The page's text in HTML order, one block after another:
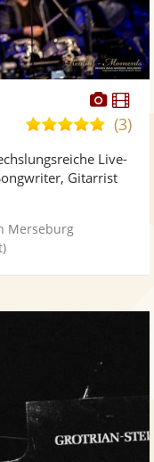
Fotos
5,0
5
(3)
Live-
Gitarrist
Merseburg